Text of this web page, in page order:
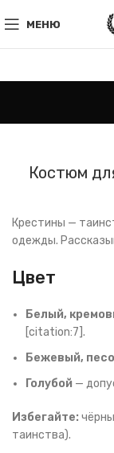
МЕНЮ
Костюм
Крестины —
одежды.
Цвет
Белый,
[citation:7].
Бежевый,
Голубой —
Избегайте:
таинства).